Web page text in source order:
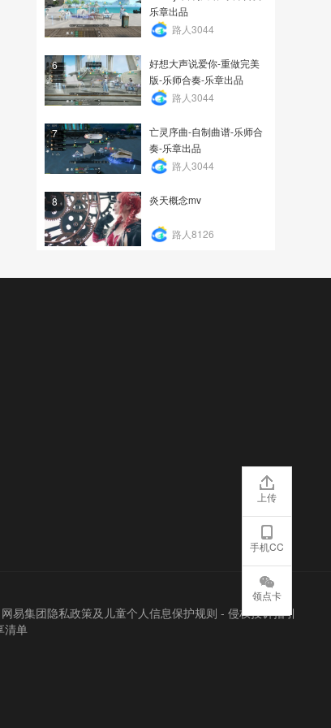
乐章出品
路人3044
6
好想大声说爱你-重做完美
版-乐师合奏-乐章出品
路人3044
7
亡灵序曲-自制曲谱-乐师合
奏-乐章出品
路人3044
8 炎天概念mv
路人8126
网易集团隐私政策及儿童个人信息保护规则 - 侵权投诉指引
清单
上传
手机CC
领点卡